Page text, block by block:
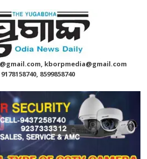
kborpmedia@gmail.com
9178158740, 8599858740